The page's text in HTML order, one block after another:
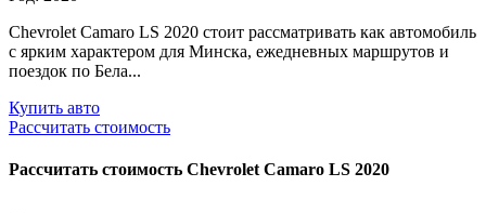
Chevrolet Camaro LS 2020 стоит рассматривать как автомобиль
с ярким характером для Минска, ежедневных маршрутов и
поездок по Бела...
Купить авто
Рассчитать стоимость
Рассчитать стоимость Chevrolet Camaro LS 2020